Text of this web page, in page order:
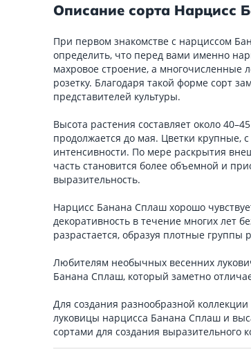
Описание сорта Нарцисс
При первом знакомстве с нарциссом
определить, что перед вами именно
махровое строение, а многочисленные
розетку. Благодаря такой форме сорт
представителей культуры.
Высота растения составляет около
продолжается до мая. Цветки крупные,
интенсивности. По мере раскрытия
часть становится более объемной и
выразительность.
Нарцисс Банана Сплаш хорошо
декоративность в течение многих лет
разрастается, образуя плотные
Любителям необычных весенних
Банана Сплаш, который заметно
Для создания разнообразной
луковицы нарцисса Банана Сплаш и
сортами для создания выразительного